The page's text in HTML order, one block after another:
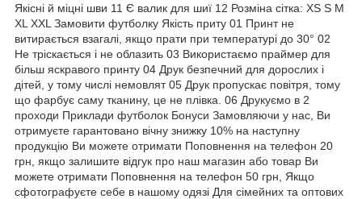
Якісні й міцні шви 11 Є валик для шиї 12 Розміна сітка: XS S M
XL XXL Замовити футболку Якість приту 01 Принт не
витирається взагалі, якщо прати при температурі до 30° 02
Не тріскається і не облазить 03 Використаємо праймер для
більш яскравого принту 04 Друк безпечний для дорослих і
дітей, у тому числі немовлят 05 Друк пропускає повітря, тому
що фарбує саму тканину, це не плівка. 06 Друкуємо в 2
проходи Приклади футболок Бонуси Замовляючи у нас, Ви
отримуєте гарантовано вічну знижку 10% на наступну
продукцію Ви можете отримати Поповнення на телефон 20
грн, якщо залишите відгук про наш магазин або товар Ви
можете отримати Поповнення на телефон 50 грн, Якщо
сфотографуєте себе в нашому одязі Для сімейних та оптових